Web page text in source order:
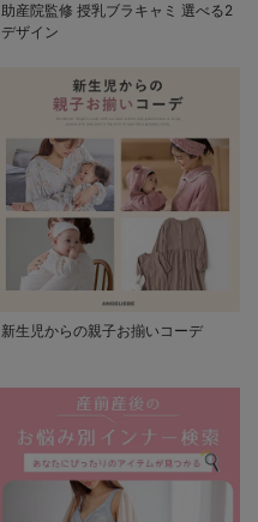
助産院監修 授乳ブラキャミ 選べる2
デザイン
新生児からの親子お揃いコーデ